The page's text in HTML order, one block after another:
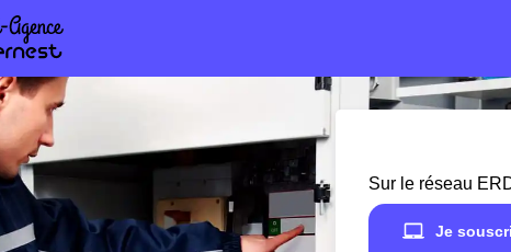
Sur le réseau
Je